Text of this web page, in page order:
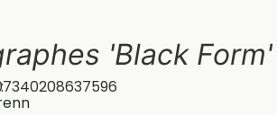
'Black Form'